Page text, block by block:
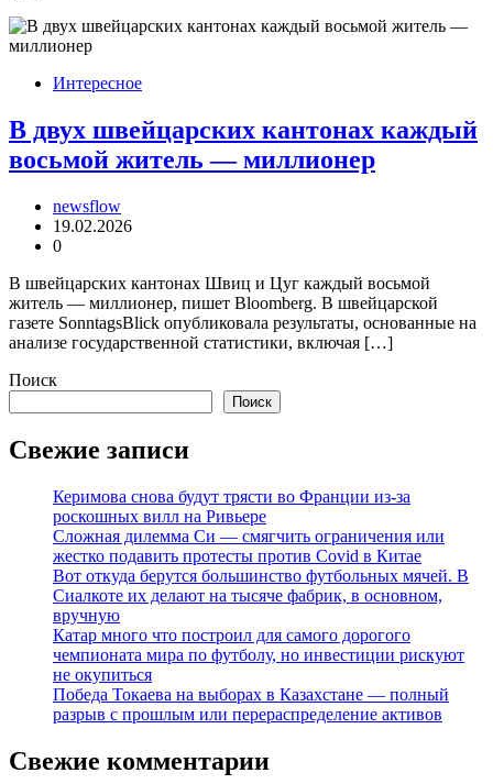
Интересное
В двух швейцарских кантонах каждый
восьмой житель — миллионер
newsflow
19.02.2026
0
В швейцарских кантонах Швиц и Цуг каждый восьмой
житель — миллионер, пишет Bloomberg. В швейцарской
газете SonntagsBlick опубликовала результаты, основанные на
анализе государственной статистики, включая […]
Поиск
Поиск
Свежие записи
Керимова снова будут трясти во Франции из-за
роскошных вилл на Ривьере
Сложная дилемма Си — смягчить ограничения или
жестко подавить протесты против Covid в Китае
Вот откуда берутся большинство футбольных мячей. В
Сиалкоте их делают на тысяче фабрик, в основном,
вручную
Катар много что построил для самого дорогого
чемпионата мира по футболу, но инвестиции рискуют
не окупиться
Победа Токаева на выборах в Казахстане — полный
разрыв с прошлым или перераспределение активов
Свежие комментарии